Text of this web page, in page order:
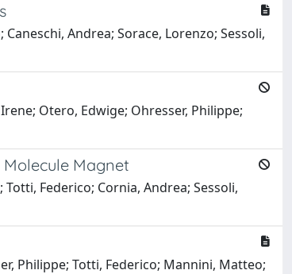
Andrea; Sorace, Lorenzo; Sessoli,
Otero, Edwige; Ohresser, Philippe;
Magnet
Federico; Cornia, Andrea; Sessoli,
Philippe; Totti, Federico; Mannini, Matteo;